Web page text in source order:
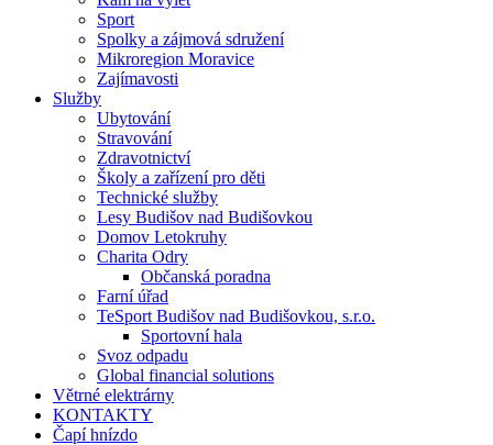
Sport
Spolky a zájmová sdružení
Mikroregion Moravice
Zajímavosti
Služby
Ubytování
Stravování
Zdravotnictví
Školy a zařízení pro děti
Technické služby
Lesy Budišov nad Budišovkou
Domov Letokruhy
Charita Odry
Občanská poradna
Farní úřad
TeSport Budišov nad Budišovkou, s.r.o.
Sportovní hala
Svoz odpadu
Global financial solutions
Větrné elektrárny
KONTAKTY
Čapí hnízdo